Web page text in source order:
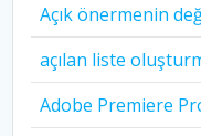
Açık önermenin
açılan liste
Adobe Premiere